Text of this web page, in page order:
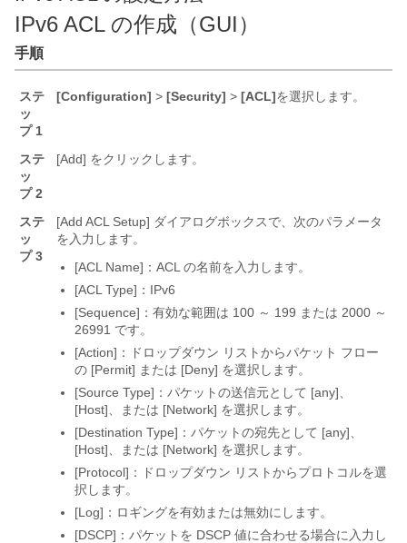
IPv6 ACL の作成（GUI）
手順
ステ
ッ
プ 1
[Configuration] > [Security] > [ACL]を選択します。
ステ
ッ
プ 2
[Add] をクリックします。
ステ
ッ
プ 3
[Add ACL Setup] ダイアログボックスで、次のパラメータ
を入力します。
[ACL Name]：ACL の名前を入力します。
[ACL Type]：IPv6
[Sequence]：有効な範囲は 100 ～ 199 または 2000 ～
26991 です。
[Action]：ドロップダウン リストからパケット フロー
の [Permit] または [Deny] を選択します。
[Source Type]：パケットの送信元として [any]、
[Host]、または [Network] を選択します。
[Destination Type]：パケットの宛先として [any]、
[Host]、または [Network] を選択します。
[Protocol]：ドロップダウン リストからプロトコルを選
択します。
[Log]：ロギングを有効または無効にします。
[DSCP]：パケットを DSCP 値に合わせる場合に入力し